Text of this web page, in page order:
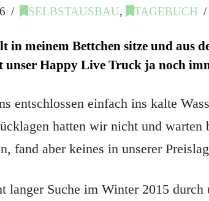
SELBSTAUSBAU, TAGEBUCH
in meinem Bettchen sitze und aus
Happy Live Truck ja noch
entschlossen einfach ins kalte
hatten wir nicht und
fand aber keines in unserer
langer Suche im Winter 2015